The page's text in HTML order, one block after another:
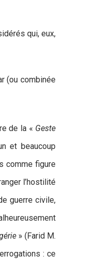
qui, eux,
(ou combinée
de la « Geste
et beaucoup
comme figure
l’hostilité
guerre civile,
» (Farid M.
: ce